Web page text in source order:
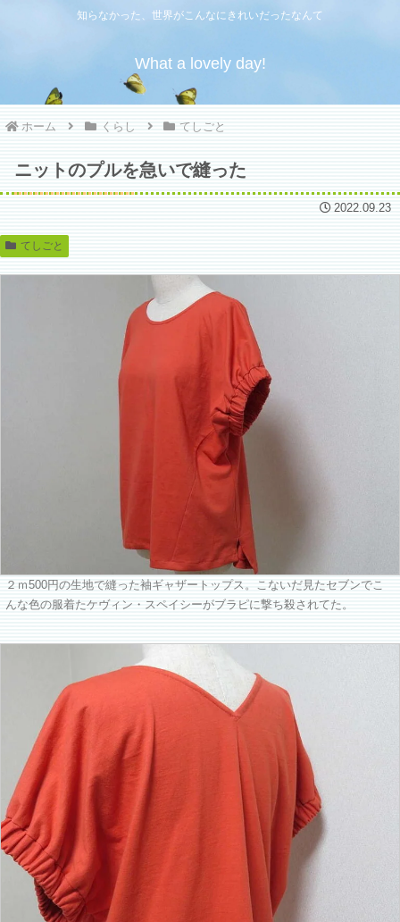
知らなかった、世界がこんなにきれいだったなんて
What a lovely day!
ホーム くらし てしごと
ニットのプルを急いで縫った
2022.09.23
てしごと
２ｍ500円の生地で縫った袖ギャザートップス。こないだ見たセブンでこ
んな色の服着たケヴィン・スペイシーがブラピに撃ち殺されてた。